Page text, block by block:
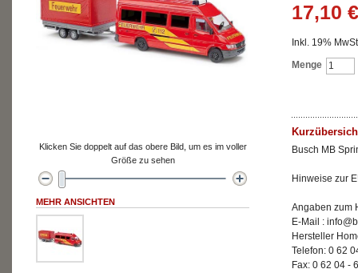
17,10 €
Inkl. 19%
Menge
Busch MB
Hinweise zur
Angaben zum
E-Mail :
Hersteller
Telefon: 0 62
Fax: 0 62 04 -
Klicken Sie doppelt auf das obere Bild, um es im voller
Größe zu sehen
MEHR ANSICHTEN